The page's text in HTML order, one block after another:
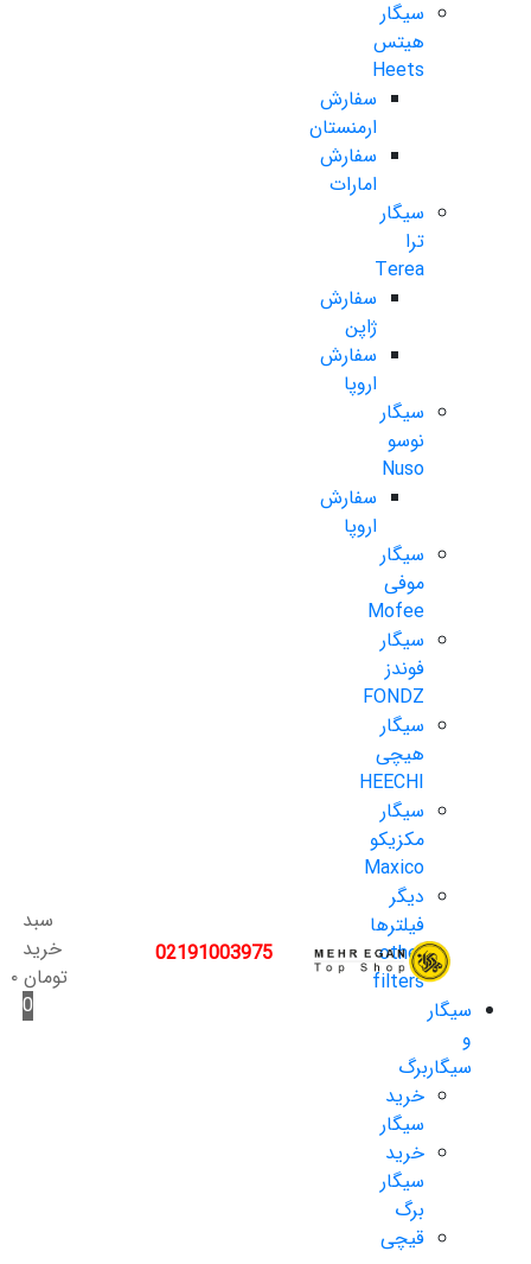
سیگار
هیتس
Heets
سفارش
ارمنستان
سفارش
امارات
سیگار
ترا
Terea
سفارش
ژاپن
سفارش
اروپا
سیگار
نوسو
Nuso
سفارش
اروپا
سیگار
موفی
Mofee
سیگار
فوندز
FONDZ
سیگار
هیچی
HEECHI
سیگار
مکزیکو
Maxico
دیگر
فیلترها
other
filters
سیگار
و
سیگاربرگ
خرید
سیگار
خرید
سیگار
برگ
قیچی
02191003975
سبد
خرید
تومان۰
0